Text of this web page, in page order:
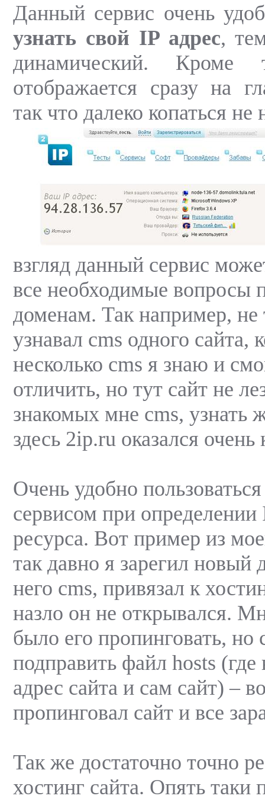
Данный сервис очень
узнать свой IP адрес,
динамический.
отображается сразу на
так что далеко копаться не
взгляд данный сервис
все необходимые вопросы
доменам. Так например, не
узнавал cms одного сайта,
несколько cms я знаю и
отличить, но тут сайт не
знакомых мне cms, узнать
здесь 2ip.ru оказался очень
Очень удобно
сервисом при определении
ресурса. Вот пример из
так давно я зарегил новый
него cms, привязал к
назло он не открывался.
было его пропинговать, но
подправить файл hosts
адрес сайта и сам сайт) –
пропинговал сайт и все
Так же достаточно точно
хостинг сайта. Опять таки